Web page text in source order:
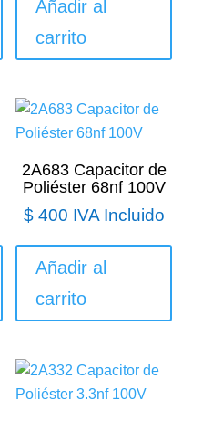
Añadir al
carrito
2A683 Capacitor de
Poliéster 68nf 100V
$400 IVA Incluido
Añadir al
carrito